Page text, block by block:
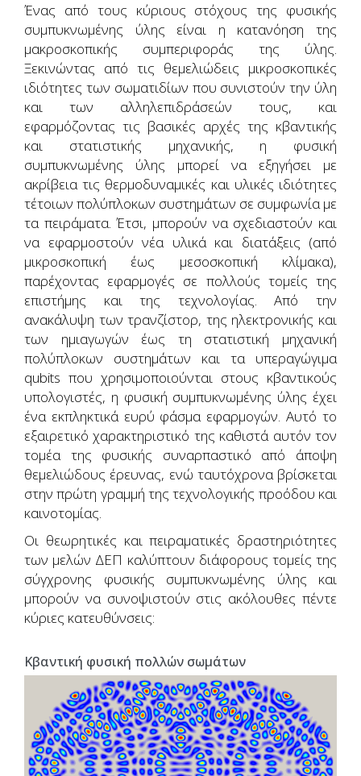
Ένας από τους κύριους στόχους της φυσικής
συμπυκνωμένης ύλης είναι η κατανόηση της
μακροσκοπικής συμπεριφοράς της ύλης.
Ξεκινώντας από τις θεμελιώδεις μικροσκοπικές
ιδιότητες των σωματιδίων που συνιστούν την ύλη
και των αλληλεπιδράσεών τους, και
εφαρμόζοντας τις βασικές αρχές της κβαντικής
και στατιστικής μηχανικής, η φυσική
συμπυκνωμένης ύλης μπορεί να εξηγήσει με
ακρίβεια τις θερμοδυναμικές και υλικές ιδιότητες
τέτοιων πολύπλοκων συστημάτων σε συμφωνία με
τα πειράματα. Έτσι, μπορούν να σχεδιαστούν και
να εφαρμοστούν νέα υλικά και διατάξεις (από
μικροσκοπική έως μεσοσκοπική κλίμακα),
παρέχοντας εφαρμογές σε πολλούς τομείς της
επιστήμης και της τεχνολογίας. Από την
ανακάλυψη των τρανζίστορ, της ηλεκτρονικής και
των ημιαγωγών έως τη στατιστική μηχανική
πολύπλοκων συστημάτων και τα υπεραγώγιμα
qubits που χρησιμοποιούνται στους κβαντικούς
υπολογιστές, η φυσική συμπυκνωμένης ύλης έχει
ένα εκπληκτικά ευρύ φάσμα εφαρμογών. Αυτό το
εξαιρετικό χαρακτηριστικό της καθιστά αυτόν τον
τομέα της φυσικής συναρπαστικό από άποψη
θεμελιώδους έρευνας, ενώ ταυτόχρονα βρίσκεται
στην πρώτη γραμμή της τεχνολογικής προόδου και
καινοτομίας.
Οι θεωρητικές και πειραματικές δραστηριότητες
των μελών ΔΕΠ καλύπτουν διάφορους τομείς της
σύγχρονης φυσικής συμπυκνωμένης ύλης και
μπορούν να συνοψιστούν στις ακόλουθες πέντε
κύριες κατευθύνσεις:
Κβαντική φυσική πολλών σωμάτων